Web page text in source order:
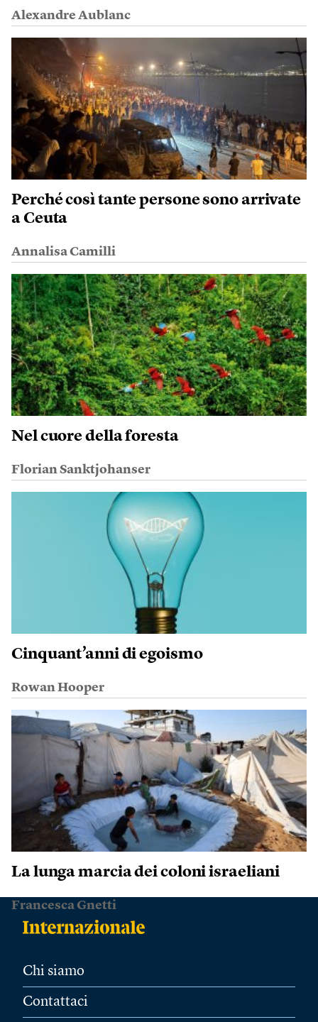
Alexandre Aublanc
Perché così tante persone sono arrivate
a Ceuta
Annalisa Camilli
Nel cuore della foresta
Florian Sanktjohanser
Cinquant’anni di egoismo
Rowan Hooper
La lunga marcia dei coloni israeliani
Francesca Gnetti
Chi siamo
Contattaci